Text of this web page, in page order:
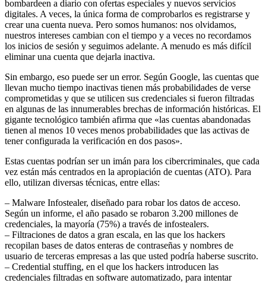
bombardeen a diario con ofertas especiales y nuevos servicios
digitales. A veces, la única forma de comprobarlos es registrarse y
crear una cuenta nueva. Pero somos humanos: nos olvidamos,
nuestros intereses cambian con el tiempo y a veces no recordamos
los inicios de sesión y seguimos adelante. A menudo es más difícil
eliminar una cuenta que dejarla inactiva.
Sin embargo, eso puede ser un error. Según Google, las cuentas que
llevan mucho tiempo inactivas tienen más probabilidades de verse
comprometidas y que se utilicen sus credenciales si fueron filtradas
en algunas de las innumerables brechas de información históricas. El
gigante tecnológico también afirma que «las cuentas abandonadas
tienen al menos 10 veces menos probabilidades que las activas de
tener configurada la verificación en dos pasos».
Estas cuentas podrían ser un imán para los cibercriminales, que cada
vez están más centrados en la apropiación de cuentas (ATO). Para
ello, utilizan diversas técnicas, entre ellas:
– Malware Infostealer, diseñado para robar los datos de acceso.
Según un informe, el año pasado se robaron 3.200 millones de
credenciales, la mayoría (75%) a través de infostealers.
– Filtraciones de datos a gran escala, en las que los hackers
recopilan bases de datos enteras de contraseñas y nombres de
usuario de terceras empresas a las que usted podría haberse suscrito.
– Credential stuffing, en el que los hackers introducen las
credenciales filtradas en software automatizado, para intentar